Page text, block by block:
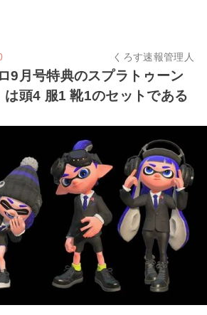
くろす速報管理人
9月号特典のスプラトゥーン
は頭4 服1 靴1のセットである